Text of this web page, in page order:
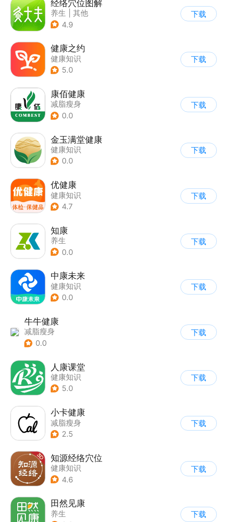
经络穴位图解
养生
其他
4.9
下载
健康之约
健康知识
5.0
下载
康佰健康
减脂瘦身
0.0
下载
金玉满堂健康
健康知识
0.0
下载
优健康
健康知识
4.7
下载
知康
养生
0.0
下载
中康未来
健康知识
0.0
下载
牛牛健康
减脂瘦身
0.0
下载
人康课堂
健康知识
5.0
下载
小卡健康
减脂瘦身
2.5
下载
知源经络穴位
健康知识
4.6
下载
田然见康
养生
下载